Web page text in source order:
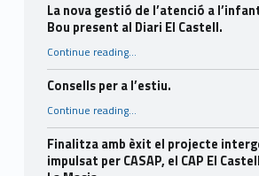
La nova gestió de l’atenció a
Bou present al Diari El Castell.
Continue reading“La nova gestió de l’atenció a l’infant del CAP Can Bou present al Diari El Castell.”
…
Consells per a l’estiu.
Continue reading…
Finalitza amb èxit el projecte
impulsat per CASAP, el CAP El